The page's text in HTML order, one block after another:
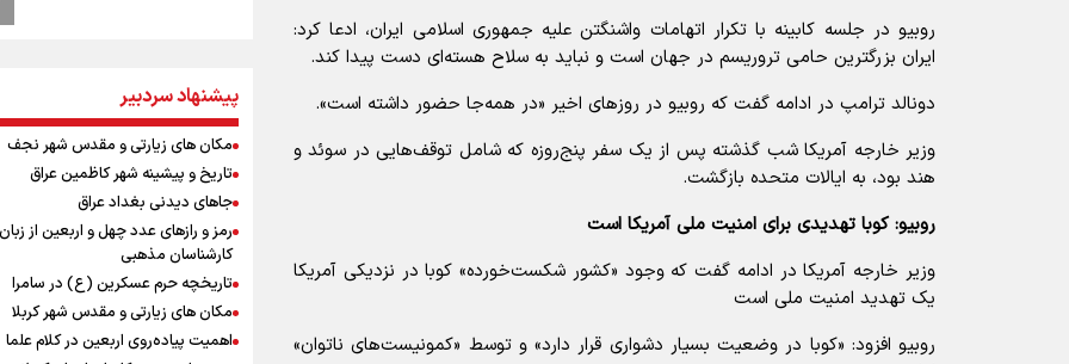
روبیو در جلسه کابینه با تکرار اتهامات واشنگتن علیه جمهوری اسلامی ایران، ادعا کرد:
ایران بزرگترین حامی تروریسم در جهان است و نباید به سلاح هسته‌ای دست پیدا کند.
دونالد ترامپ در ادامه گفت که روبیو در روز‌های اخیر «در همه‌جا حضور داشته است».
وزیر خارجه آمریکا شب گذشته پس از یک سفر پنج‌روزه که شامل توقف‌هایی در سوئد و
هند بود، به ایالات متحده بازگشت.
روبیو: کوبا تهدیدی برای امنیت ملی آمریکا است
وزیر خارجه آمریکا در ادامه گفت که وجود «کشور شکست‌خورده» کوبا در نزدیکی آمریکا
یک تهدید امنیت ملی است
روبیو افزود: «کوبا در وضعیت بسیار دشواری قرار دارد» و توسط «کمونیست‌های ناتوان»
از گوشت ۴ هزار تومانی تا بازار
وزیر ورزش و جوانان ایران از مرکز ملی
جمهوری آذربایجان بازدید کرد
ادعای ترامپ: جنگ بزودی پایان
تامین برخی مهمات «محدودتر» شده
افزایش تعداد قربانیان تیراندازی در
تایلندی
بازدید وزیر ورزش ایران از مجموعه ملی
تیراندازی باکو یکی از مجهزترین مراکز
تیراندازی منطقه
موسی جنپو، بازیکن فصل گذشته
پانتولیکوس یونان پیوست
پیشنهاد سردبیر
مکان های زیارتی و مقدس شهر نجف
تاریخ و پیشینه شهر کاظمین عراق
جاهای دیدنی بغداد عراق
رمز و رازهای عدد چهل و اربعین از زبان
کارشناسان مذهبی
تاریخچه حرم عسکرین (ع) در سامرا
مکان های زیارتی و مقدس شهر کربلا
اهمیت پیاده‌روی اربعین در کلام علما